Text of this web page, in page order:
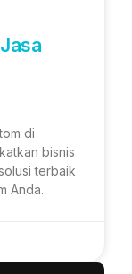
di
bisnis
terbaik
Anda.